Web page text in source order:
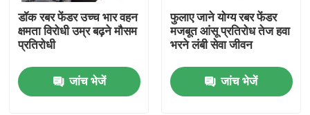
डॉक रबर फेंडर उच्च भार वहन
क्षमता विरोधी उम्र बढ़ने मौसम
प्रतिरोधी
जांच भेजें
फुलाए जाने योग्य रबर फेंडर
मजबूत आंसू प्रतिरोध तेज हवा
भरने लंबी सेवा जीवन
जांच भेजें